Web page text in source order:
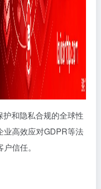
和隐私合规的全球性
业高效应对GDPR等法
信任。